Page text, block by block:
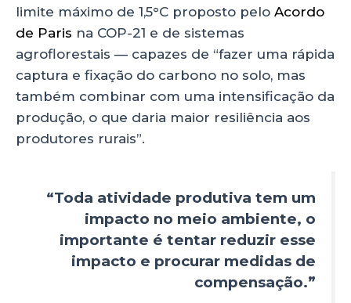
limite máximo de 1,5°C proposto pelo Acordo
de Paris na COP-21 e de sistemas
agroflorestais — capazes de “fazer uma rápida
captura e fixação do carbono no solo, mas
também combinar com uma intensificação da
produção, o que daria maior resiliência aos
produtores rurais”.
“Toda atividade produtiva tem um
impacto no meio ambiente, o
importante é tentar reduzir esse
impacto e procurar medidas de
compensação.”